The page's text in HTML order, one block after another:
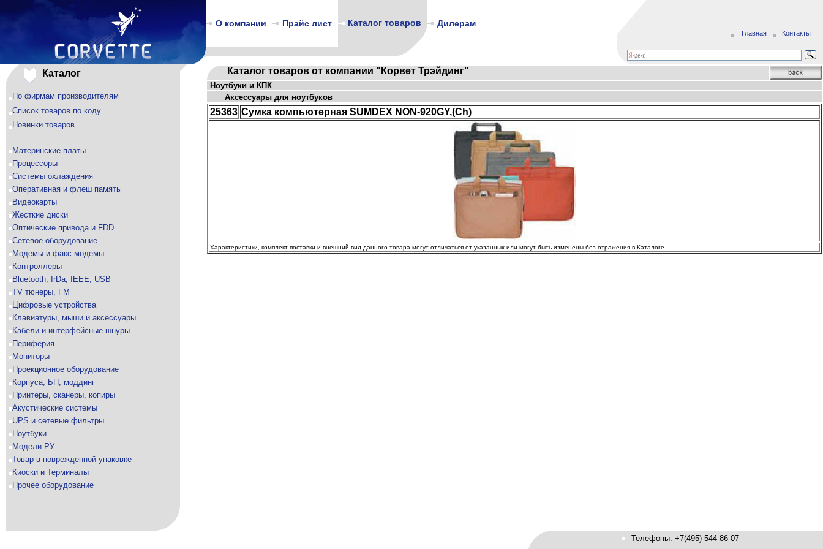
О компании Прайс лист Каталог товаров Дилерам
Главная Контакты
Каталог
По фирмам производителям
Список товаров по коду
Новинки товаров
Материнские платы
Процессоры
Системы охлаждения
Оперативная и флеш память
Видеокарты
Жесткие диски
Оптические привода и FDD
Сетевое оборудование
Модемы и факс-модемы
Контроллеры
Bluetooth, IrDa, IEEE, USB
TV тюнеры, FM
Цифровые устройства
Клавиатуры, мыши и аксессуары
Кабели и интерфейсные шнуры
Периферия
Мониторы
Проекционное оборудование
Корпуса, БП, моддинг
Принтеры, сканеры, копиры
Акустические системы
UPS и сетевые фильтры
Ноутбуки
Модели РУ
Товар в поврежденной упаковке
Киоски и Терминалы
Прочее оборудование
Каталог товаров от компании "Корвет Трэйдинг"
Ноутбуки и КПК
Аксессуары для ноутбуков
25363 Сумка компьютерная SUMDEX NON-920GY,(Ch)
Характеристики, комплект поставки и внешний вид данного товара могут отличаться от указанных или могут быть изменены без отражения в Каталоге
Телефоны: +7(495) 544-86-07